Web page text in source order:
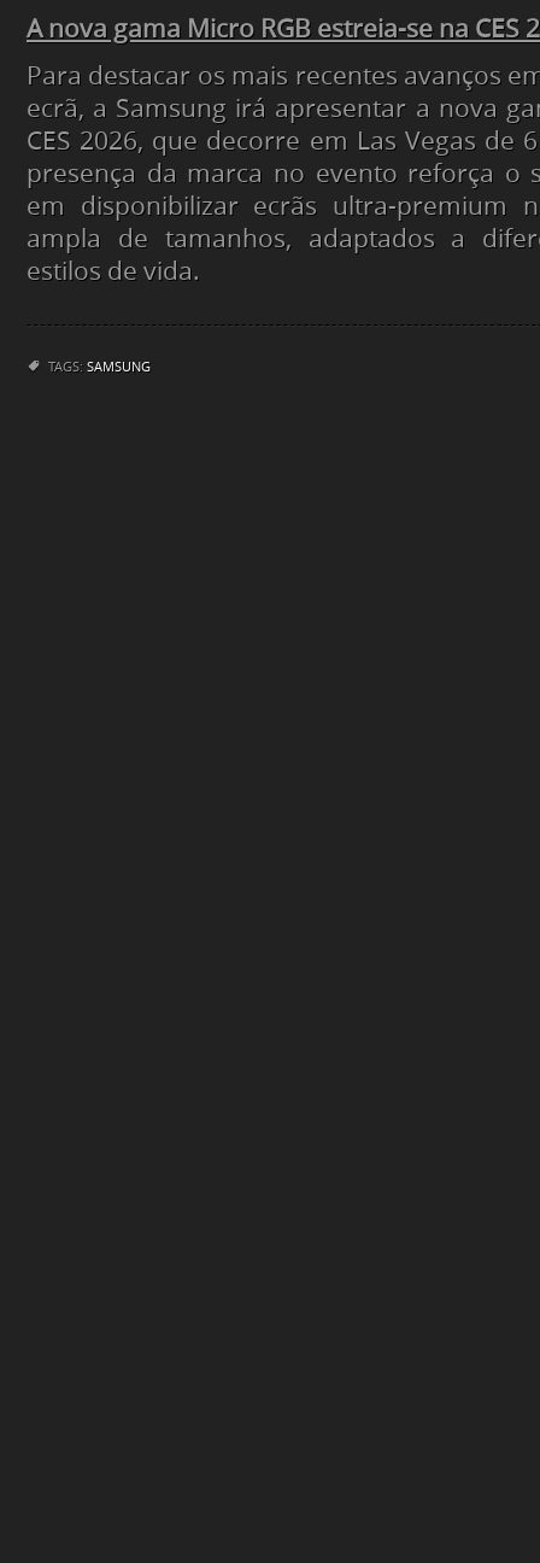
A nova gama Micro RGB estreia-se na CES
Para destacar os mais recentes avanços
ecrã, a Samsung irá apresentar a nova
CES 2026, que decorre em Las Vegas de
presença da marca no evento reforça o
em disponibilizar ecrãs ultra-premium
ampla de tamanhos, adaptados a
estilos de vida.
TAGS: SAMSUNG